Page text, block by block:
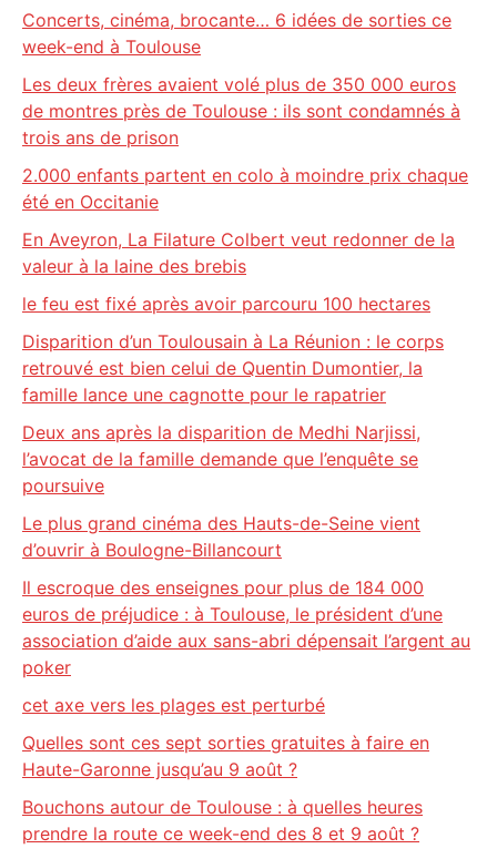
Concerts, cinéma, brocante… 6 idées de sorties ce
week-end à Toulouse
Les deux frères avaient volé plus de 350 000 euros
de montres près de Toulouse : ils sont condamnés à
trois ans de prison
2.000 enfants partent en colo à moindre prix chaque
été en Occitanie
En Aveyron, La Filature Colbert veut redonner de la
valeur à la laine des brebis
le feu est fixé après avoir parcouru 100 hectares
Disparition d’un Toulousain à La Réunion : le corps
retrouvé est bien celui de Quentin Dumontier, la
famille lance une cagnotte pour le rapatrier
Deux ans après la disparition de Medhi Narjissi,
l’avocat de la famille demande que l’enquête se
poursuive
Le plus grand cinéma des Hauts-de-Seine vient
d’ouvrir à Boulogne-Billancourt
Il escroque des enseignes pour plus de 184 000
euros de préjudice : à Toulouse, le président d’une
association d’aide aux sans-abri dépensait l’argent au
poker
cet axe vers les plages est perturbé
Quelles sont ces sept sorties gratuites à faire en
Haute-Garonne jusqu’au 9 août ?
Bouchons autour de Toulouse : à quelles heures
prendre la route ce week-end des 8 et 9 août ?